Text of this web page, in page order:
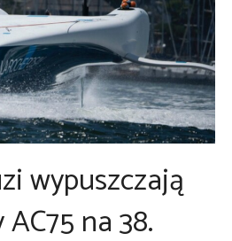
wypuszczają
na 38.